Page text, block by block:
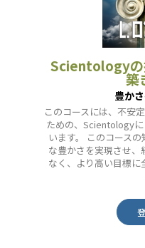
Scientologyの
築
豊か
このコースには、不安
ための、Scientology
います。 このコース
な豊かさを実現させ、
なく、より高い目標